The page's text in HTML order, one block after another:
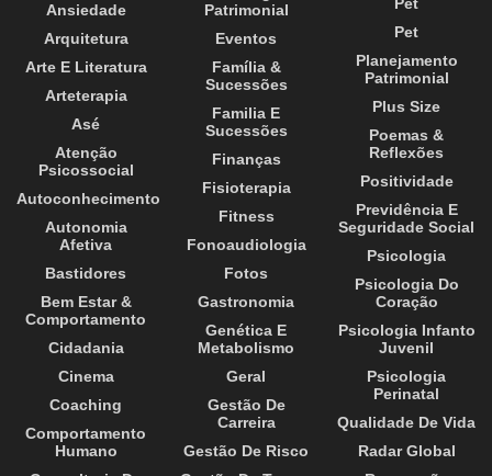
Ansiedade
Arquitetura
Arte E Literatura
Arteterapia
Asé
Atenção
Psicossocial
Autoconhecimento
Autonomia
Afetiva
Bastidores
Bem Estar &
Comportamento
Cidadania
Cinema
Coaching
Comportamento
Humano
Patrimonial
Eventos
Família &
Sucessões
Familia E
Sucessões
Finanças
Fisioterapia
Fitness
Fonoaudiologia
Fotos
Gastronomia
Genética E
Metabolismo
Geral
Gestão De
Carreira
Gestão De Risco
Pet
Planejamento
Patrimonial
Plus Size
Poemas &
Reflexões
Positividade
Previdência E
Seguridade Social
Psicologia
Psicologia Do
Coração
Psicologia Infanto
Juvenil
Psicologia
Perinatal
Qualidade De Vida
Radar Global